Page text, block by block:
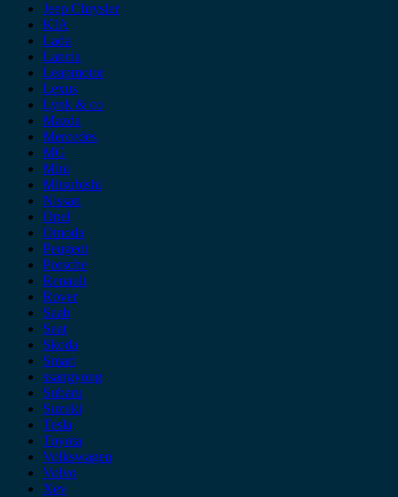
Jeep Chrysler
KIA
Lada
Lancia
Leapmotor
Lexus
Lynk & co
Mazda
Mercedes
MG
Mini
Mitsubishi
Nissan
Opel
Omoda
Peugeot
Porsche
Renault
Rover
Saab
Seat
Skoda
Smart
ssangyong
Subaru
Suzuki
Tesla
Toyota
Volkswagen
Volvo
Xev